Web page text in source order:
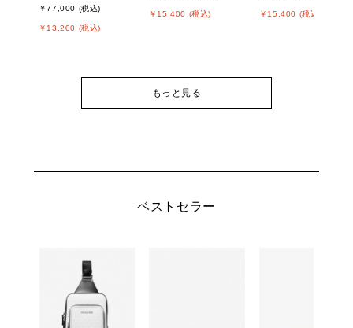
￥77,000 (税込)
￥13,200 (税込)
￥15,400 (税込) ￥15,400 (税込)
もっと見る
ベストセラー